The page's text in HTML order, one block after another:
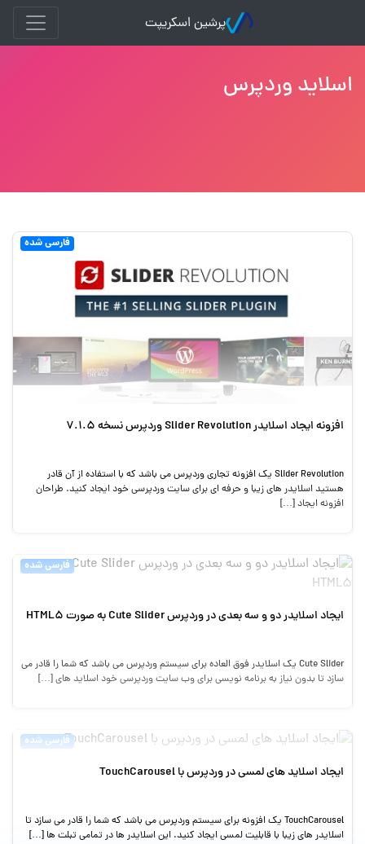
پرشین اسکریپت
اسلاید وردپرس
فارسی شده
افزونه ایجاد اسلایدر Slider Revolution وردپرس نسخه 7.1.5
Slider Revolution یک افزونه تجاری وردپرس می باشد که با استفاده از آن قادر
هستید اسلایدر های زیبا و حرفه ای برای سایت وردپرسی خود ایجاد کنید. طراحان
افزونه ایجاد […]
فارسی شده
ایجاد اسلایدر دو و سه بعدی در وردپرس Cute Slider به صورت HTML5
Cute Slider یک اسلایدر فوق العاده برای سیستم وردپرس می باشد که شما را قادر می
سازد تا بدون نیاز به برنامه نویسی برای وب سایت وردپرسی خود اسلاید های […]
فارسی شده
ایجاد اسلاید های لمسی در وردپرس با TouchCarousel
TouchCarousel یک افزونه برای سیستم وردپرس می باشد که شما را قادر می سازد تا
اسلایدر های زیبا با قابلیت لمسی ایجاد کنید. این اسلایدر ها در تمامی تبلت ها […]